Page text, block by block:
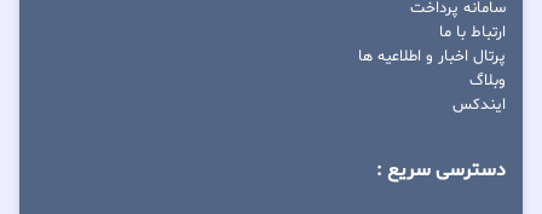
سامانه پرداخت
ارتباط با ما
پرتال اخبار و اطلاعیه ها
وبلاگ
ایندکس
دسترسی سریع :